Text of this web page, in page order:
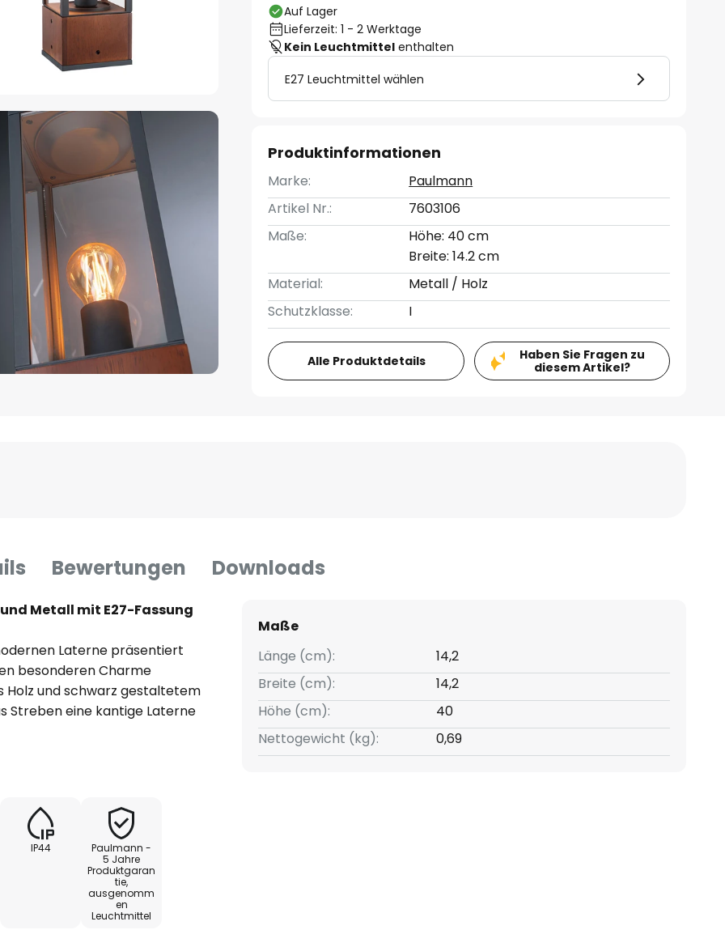
Auf Lager
Lieferzeit: 1 - 2 Werktage
Kein Leuchtmittel enthalten
E27 Leuchtmittel wählen
Produktinformationen
Marke:
Paulmann
Artikel Nr.:
7603106
Maße:
Höhe: 40 cm
Breite: 14.2 cm
Material:
Metall / Holz
Schutzklasse:
I
Alle Produktdetails
Haben Sie Fragen zu
diesem Artikel?
Bewertungen Downloads
Metall mit E27-Fassung
Laterne präsentiert
besonderen Charme
Holz und schwarz gestaltetem
Streben eine kantige Laterne
schöne Dekoration dar, auch
IP44
Paulmann -
5 Jahre
Produktgaran
tie,
ausgenomm
en
Leuchtmittel
Maße
Länge (cm):
14,2
Breite (cm):
14,2
Höhe (cm):
40
Nettogewicht (kg):
0,69